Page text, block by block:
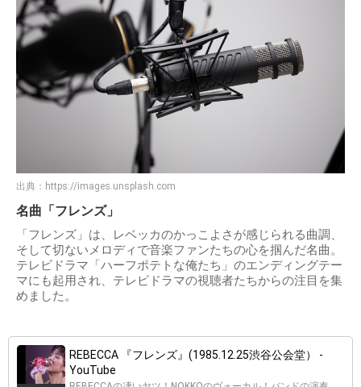
出典： https://images.unsplash.com
名曲「フレンズ」
「フレンズ」は、レベッカのかっこよさが感じられる曲調、
そして切ないメロディで音楽ファンたちの心を掴んだ名曲。
テレビドラマ「ハーフポテトな俺たち」のエンディングテー
マにも起用され、テレビドラマの視聴者たちからの注目を集
めました。
REBECCA 『フレンズ』(1985.12.25渋谷公会堂） -
YouTube